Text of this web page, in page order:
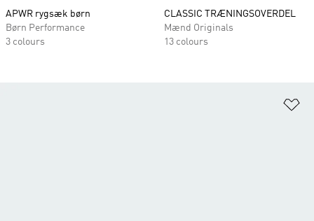
APWR rygsæk børn
Børn Performance
3 colours
CLASSIC TRÆNINGSOVERDEL
Mænd Originals
13 colours